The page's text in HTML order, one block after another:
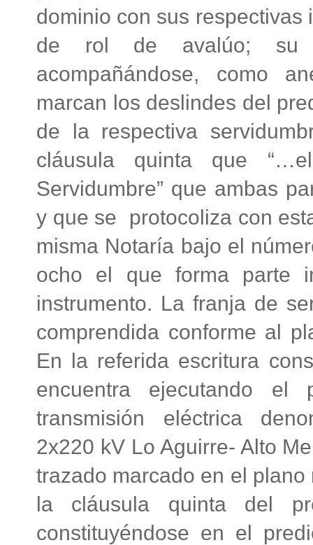
dominio con sus respectivas
de rol de avalúo; su
acompañándose, como
marcan los deslindes del
de la respectiva
cláusula quinta que
Servidumbre” que ambas
y que se protocoliza con
misma Notaría bajo el
ocho el que forma parte
instrumento. La franja de
comprendida conforme al
En la referida escritura
encuentra ejecutando
transmisión eléctrica
2x220 kV Lo Aguirre- Alto
trazado marcado en el
la cláusula quinta del
constituyéndose en el